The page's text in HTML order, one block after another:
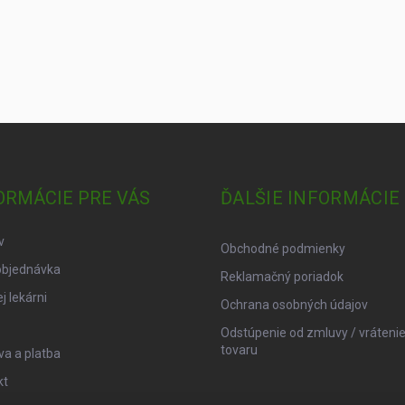
PRE VÁS
lekárni
a platba
ĎALŠIE INFORMÁCIE
Obchodné podmienky
Reklamačný poriadok
Ochrana osobných údajov
Odstúpenie od zmluvy / vrátenie
tovaru